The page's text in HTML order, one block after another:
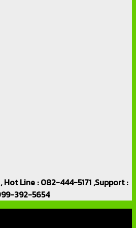
Hot Line : 082-444-5171 ,Support :
392-5654